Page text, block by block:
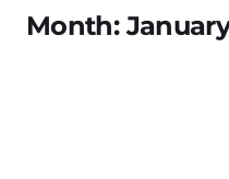
Month: